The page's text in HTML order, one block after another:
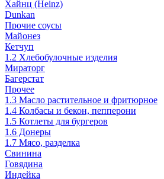
Хайнц (Heinz)
Dunkan
Прочие соусы
Майонез
Кетчуп
1.2 Хлебобулочные изделия
Мираторг
Багерстат
Прочее
1.3 Масло растительное и фритюрное
1.4 Колбасы и бекон, пепперони
1.5 Котлеты для бургеров
1.6 Донеры
1.7 Мясо, разделка
Свинина
Говядина
Индейка